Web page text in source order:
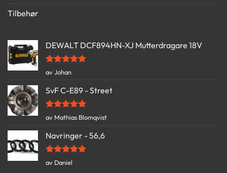
Tilbehør
DEWALT DCF894HN-XJ Mutterdragare 18V
Vurdert
av Johan
SvF C-E89 - Street
Vurdert5
av Mathias Blomqvist
Navringer - 56,6
Vurdert
av Daniel